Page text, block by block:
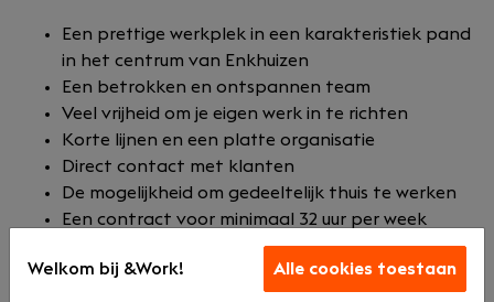
Een prettige werkplek in een karakteristiek pand
in het centrum van Enkhuizen
Een betrokken en ontspannen team
Veel vrijheid om je eigen werk in te richten
Korte lijnen en een platte organisatie
Direct contact met klanten
De mogelijkheid om gedeeltelijk thuis te werken
Een contract voor minimaal 32 uur per week
Een salaris tussen de €3500 en €5500 passend bij
jouw ervaring en niveau
Welkom bij &Work! Alle cookies toestaan